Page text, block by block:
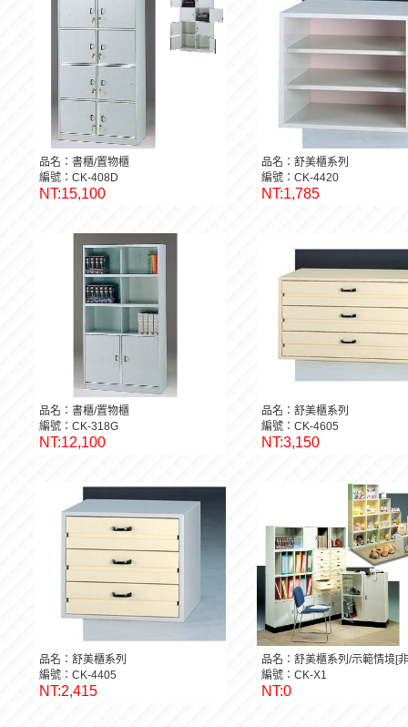
品名：書櫃/置物櫃
編號：CK-408D
NT:15,100
品名：舒美櫃系列
編號：CK-4420
NT:1,785
品名：書櫃/置物櫃
編號：CK-318G
NT:12,100
品名：舒美櫃系列
編號：CK-4605
NT:3,150
品名：舒美櫃系列
編號：CK-4405
NT:2,415
品名：舒美櫃系列/示範情境[
編號：CK-X1
NT:0